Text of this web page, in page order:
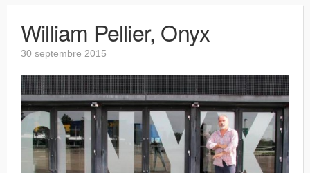
William Pellier, Onyx
30 septembre 2015